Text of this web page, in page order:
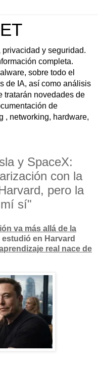
y seguridad.
completa.
sobre todo el
de IA, así como análisis
tratarán novedades de
de
, networking, hardware,
y SpaceX:
con la
pero la
sí"
va más allá de la
estudió en Harvard
real nace de